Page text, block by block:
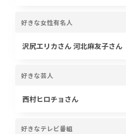
好きな女性有名人
沢尻エリカさん 河北麻友子さん
好きな芸人
西村ヒロチョさん
好きなテレビ番組